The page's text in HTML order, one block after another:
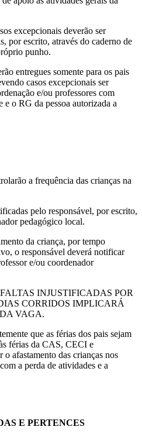
excepcionais deverão ser
por escrito, através do caderno de
punho.
entregues somente para os pais
casos excepcionais ser
e/ou professores com
o RG da pessoa autorizada a
a frequência das crianças na
pelo responsável, por escrito,
pedagógico local.
da criança, por tempo
o responsável deverá notificar
e/ou coordenador
INJUSTIFICADAS POR
CORRIDOS IMPLICARÁ
VAGA.
que as férias dos pais sejam
férias da CAS, CECI e
afastamento das crianças nos
a perda de atividades e a
E PERTENCES